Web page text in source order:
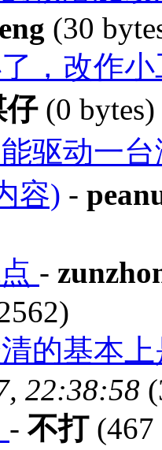
(30
，改作
仔(0 bytes)
驱动一
容) -
-
的基本
22:38:58
- 不打(467